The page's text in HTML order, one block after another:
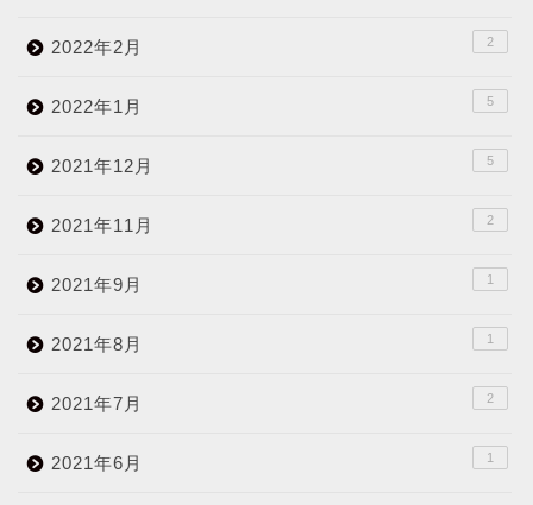
2022年2月 2
2022年1月 5
2021年12月 5
2021年11月 2
2021年9月 1
2021年8月 1
2021年7月 2
2021年6月 1